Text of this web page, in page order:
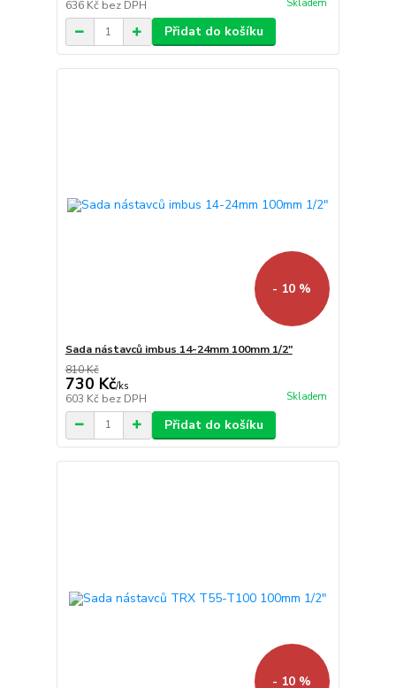
636 Kč bez DPH Skladem
Přidat do košíku
- 10 %
Sada nástavců imbus 14-24mm 100mm 1/2"
810 Kč
730 Kč/ks
603 Kč bez DPH Skladem
Přidat do košíku
- 10 %